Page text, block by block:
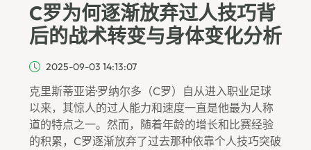
C罗为何逐渐放弃过人技巧背
后的战术转变与身体变化分析
2025-09-03 14:13:07
克里斯蒂亚诺·罗纳尔多（C罗）自从进入职业足球
以来，其惊人的过人能力和速度一直是他最为人称
道的特点之一。然而，随着年龄的增长和比赛经验
的积累，C罗逐渐放弃了过去那种依靠个人技巧突破